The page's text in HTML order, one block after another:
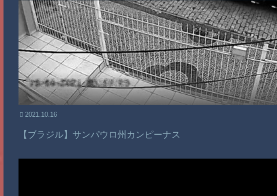
2021.10.16
【ブラジル】サンパウロ州カンピーナス